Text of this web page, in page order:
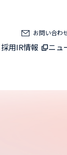
採用IR情報 ニュ
お問い合わ